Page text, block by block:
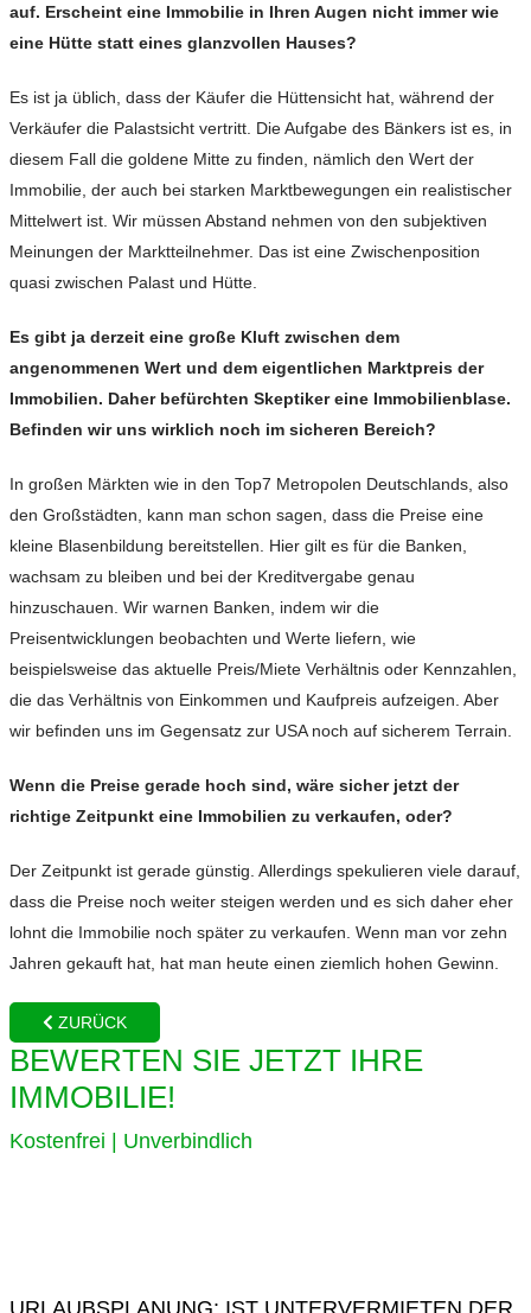
auf. Erscheint eine Immobilie in Ihren Augen nicht immer wie
eine Hütte statt eines glanzvollen Hauses?
Es ist ja üblich, dass der Käufer die Hüttensicht hat, während der
Verkäufer die Palastsicht vertritt. Die Aufgabe des Bänkers ist es, in
diesem Fall die goldene Mitte zu finden, nämlich den Wert der
Immobilie, der auch bei starken Marktbewegungen ein realistischer
Mittelwert ist. Wir müssen Abstand nehmen von den subjektiven
Meinungen der Marktteilnehmer. Das ist eine Zwischenposition
quasi zwischen Palast und Hütte.
Es gibt ja derzeit eine große Kluft zwischen dem
angenommenen Wert und dem eigentlichen Marktpreis der
Immobilien. Daher befürchten Skeptiker eine Immobilienblase.
Befinden wir uns wirklich noch im sicheren Bereich?
In großen Märkten wie in den Top7 Metropolen Deutschlands, also
den Großstädten, kann man schon sagen, dass die Preise eine
kleine Blasenbildung bereitstellen. Hier gilt es für die Banken,
wachsam zu bleiben und bei der Kreditvergabe genau
hinzuschauen. Wir warnen Banken, indem wir die
Preisentwicklungen beobachten und Werte liefern, wie
beispielsweise das aktuelle Preis/Miete Verhältnis oder Kennzahlen,
die das Verhältnis von Einkommen und Kaufpreis aufzeigen. Aber
wir befinden uns im Gegensatz zur USA noch auf sicherem Terrain.
Wenn die Preise gerade hoch sind, wäre sicher jetzt der
richtige Zeitpunkt eine Immobilien zu verkaufen, oder?
Der Zeitpunkt ist gerade günstig. Allerdings spekulieren viele darauf,
dass die Preise noch weiter steigen werden und es sich daher eher
lohnt die Immobilie noch später zu verkaufen. Wenn man vor zehn
Jahren gekauft hat, hat man heute einen ziemlich hohen Gewinn.
ZURÜCK
BEWERTEN SIE JETZT IHRE
IMMOBILIE!
Kostenfrei | Unverbindlich